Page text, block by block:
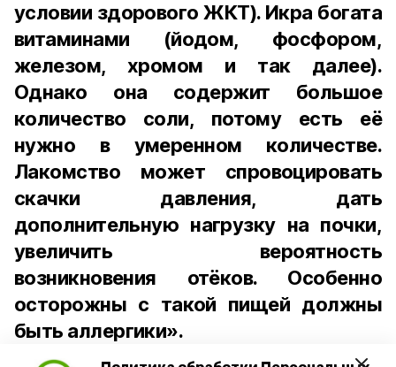
условии здорового ЖКТ). Икра богата
витаминами (йодом, фосфором,
железом, хромом и так далее).
Однако она содержит большое
количество соли, потому есть её
нужно в умеренном количестве.
Лакомство может спровоцировать
скачки давления, дать
дополнительную нагрузку на почки,
увеличить вероятность
возникновения отёков. Особенно
осторожны с такой пищей должны
быть аллергики».